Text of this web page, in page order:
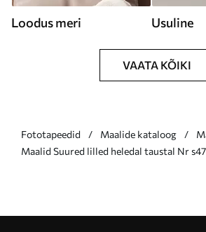
Loodus meri Usuline
VAATA KÕIKI
Fototapeedid Maalide kataloog
Maalid Suured lilled heledal taustal Nr